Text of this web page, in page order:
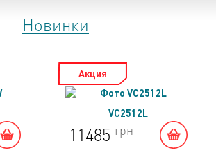
Новинки
Акция
VC2512L
11485 грн